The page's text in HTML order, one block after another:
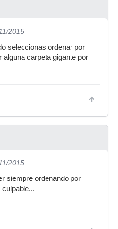
2015
seleccionas ordenar por
alguna carpeta gigante por
2015
siempre ordenando por
culpable...